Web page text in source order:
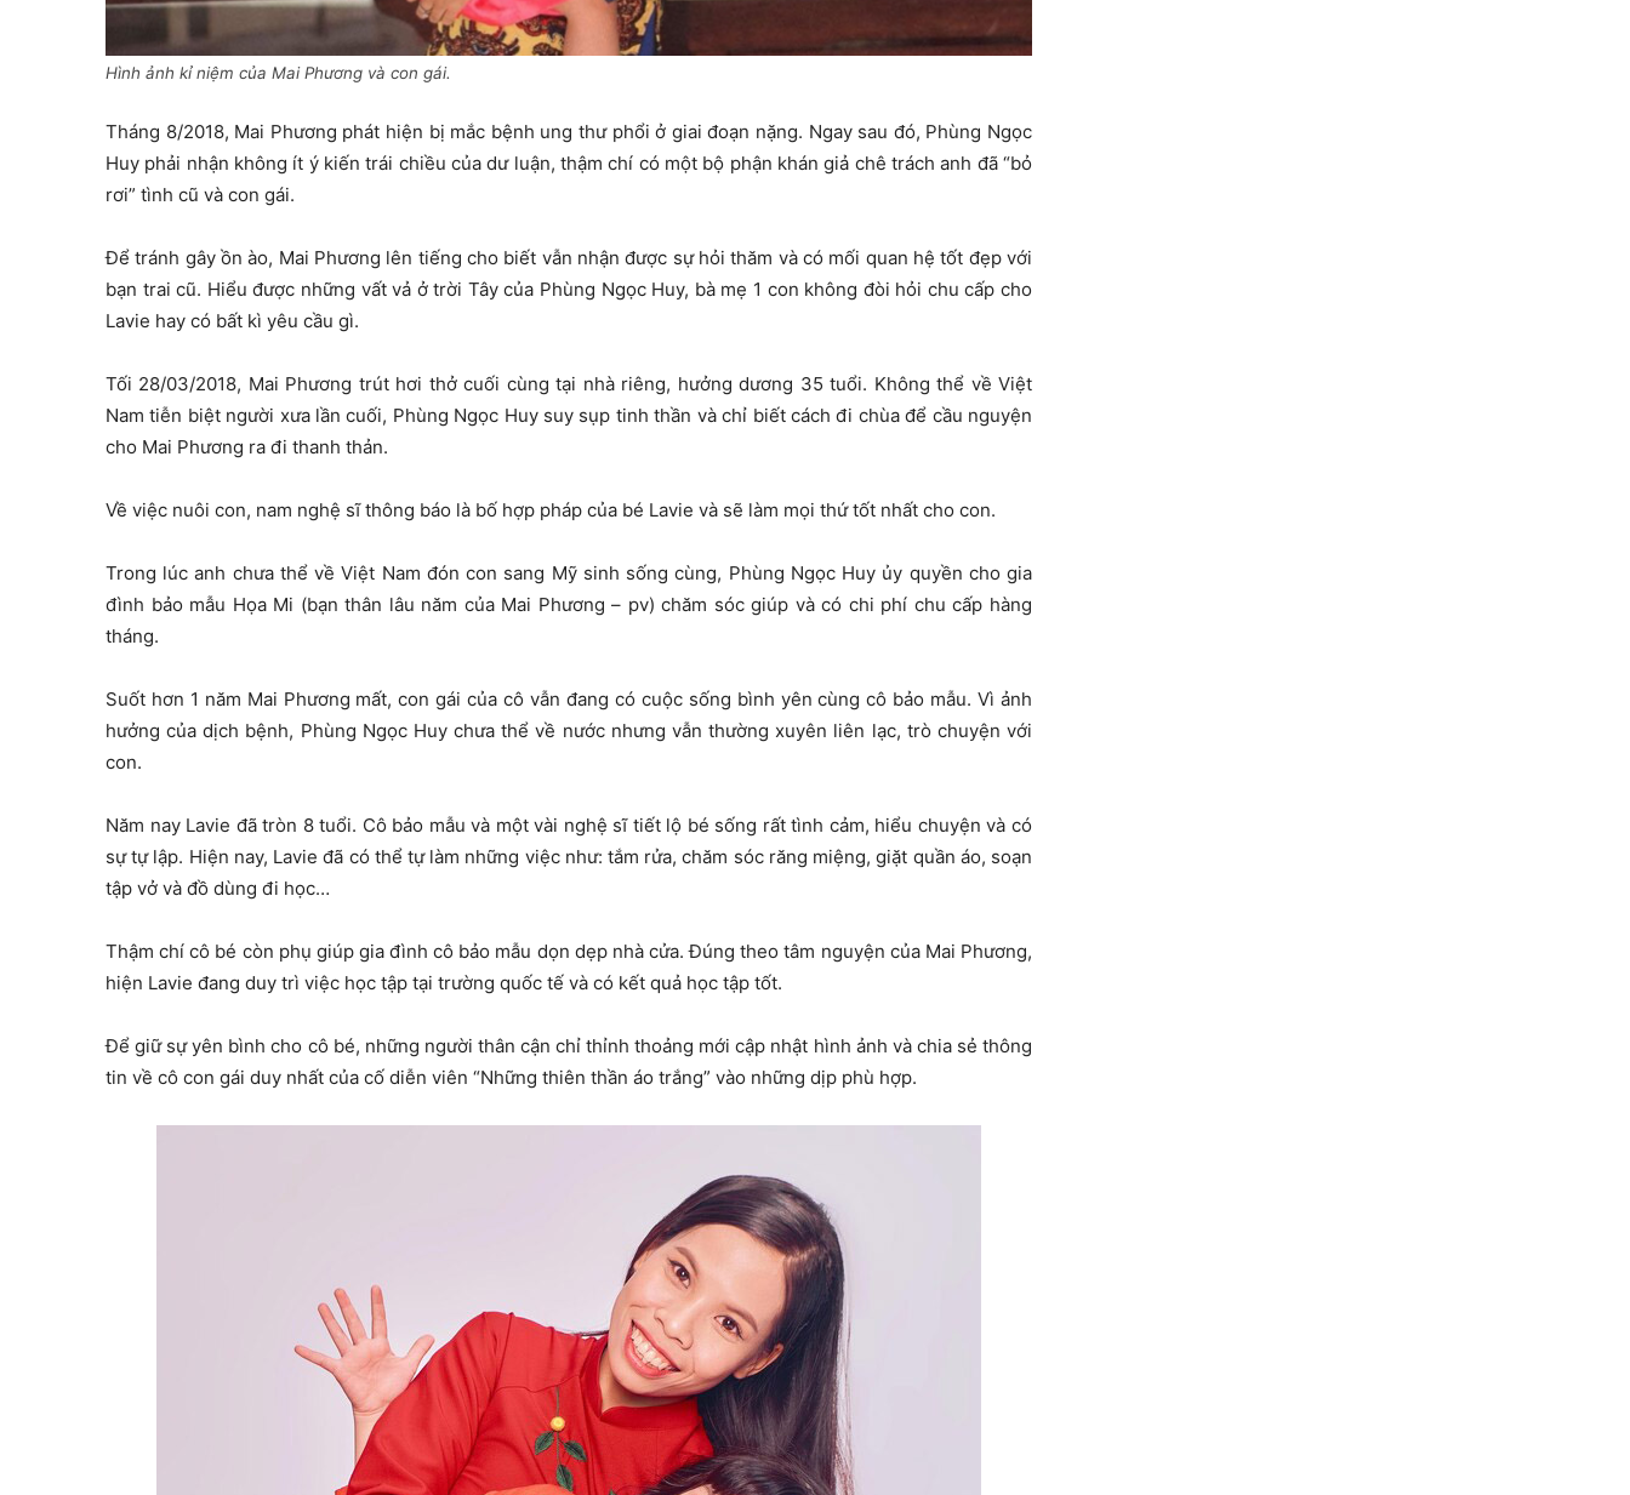
Hình ảnh kỉ niệm của Mai Phương và con gái.
Tháng 8/2018, Mai Phương phát hiện bị mắc bệnh ung thư phổi ở giai đoạn nặng. Ngay sau đó, Phùng Ngọc
Huy phải nhận không ít ý kiến trái chiều của dư luận, thậm chí có một bộ phận khán giả chê trách anh đã “bỏ
rơi” tình cũ và con gái.
Để tránh gây ồn ào, Mai Phương lên tiếng cho biết vẫn nhận được sự hỏi thăm và có mối quan hệ tốt đẹp với
bạn trai cũ. Hiểu được những vất vả ở trời Tây của Phùng Ngọc Huy, bà mẹ 1 con không đòi hỏi chu cấp cho
Lavie hay có bất kì yêu cầu gì.
Tối 28/03/2018, Mai Phương trút hơi thở cuối cùng tại nhà riêng, hưởng dương 35 tuổi. Không thể về Việt
Nam tiễn biệt người xưa lần cuối, Phùng Ngọc Huy suy sụp tinh thần và chỉ biết cách đi chùa để cầu nguyện
cho Mai Phương ra đi thanh thản.
Về việc nuôi con, nam nghệ sĩ thông báo là bố hợp pháp của bé Lavie và sẽ làm mọi thứ tốt nhất cho con.
Trong lúc anh chưa thể về Việt Nam đón con sang Mỹ sinh sống cùng, Phùng Ngọc Huy ủy quyền cho gia
đình bảo mẫu Họa Mi (bạn thân lâu năm của Mai Phương – pv) chăm sóc giúp và có chi phí chu cấp hàng
tháng.
Suốt hơn 1 năm Mai Phương mất, con gái của cô vẫn đang có cuộc sống bình yên cùng cô bảo mẫu. Vì ảnh
hưởng của dịch bệnh, Phùng Ngọc Huy chưa thể về nước nhưng vẫn thường xuyên liên lạc, trò chuyện với
con.
Năm nay Lavie đã tròn 8 tuổi. Cô bảo mẫu và một vài nghệ sĩ tiết lộ bé sống rất tình cảm, hiểu chuyện và có
sự tự lập. Hiện nay, Lavie đã có thể tự làm những việc như: tắm rửa, chăm sóc răng miệng, giặt quần áo, soạn
tập vở và đồ dùng đi học…
Thậm chí cô bé còn phụ giúp gia đình cô bảo mẫu dọn dẹp nhà cửa. Đúng theo tâm nguyện của Mai Phương,
hiện Lavie đang duy trì việc học tập tại trường quốc tế và có kết quả học tập tốt.
Để giữ sự yên bình cho cô bé, những người thân cận chỉ thỉnh thoảng mới cập nhật hình ảnh và chia sẻ thông
tin về cô con gái duy nhất của cố diễn viên “Những thiên thần áo trắng” vào những dịp phù hợp.